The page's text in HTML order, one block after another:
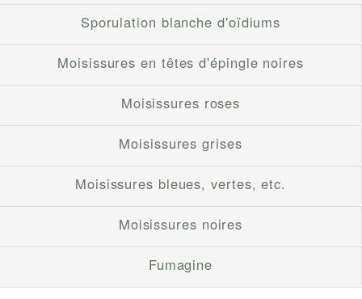
Sporulation blanche d'oïdiums
Moisissures en têtes d'épingle noires
Moisissures roses
Moisissures grises
Moisissures bleues, vertes, etc.
Moisissures noires
Fumagine